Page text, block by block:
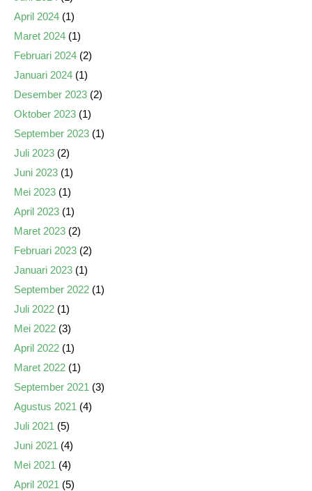
April 2024 (1)
Maret 2024 (1)
Februari 2024 (2)
Januari 2024 (1)
Desember 2023 (2)
Oktober 2023 (1)
September 2023 (1)
Juli 2023 (2)
Juni 2023 (1)
Mei 2023 (1)
April 2023 (1)
Maret 2023 (2)
Februari 2023 (2)
Januari 2023 (1)
September 2022 (1)
Juli 2022 (1)
Mei 2022 (3)
April 2022 (1)
Maret 2022 (1)
September 2021 (3)
Agustus 2021 (4)
Juli 2021 (5)
Juni 2021 (4)
Mei 2021 (4)
April 2021 (5)